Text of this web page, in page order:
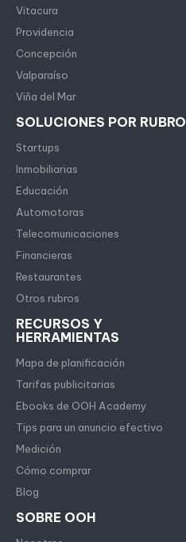
Vitacura
Providencia
Concepción
Valparaíso
Viña del Mar
SOLUCIONES POR RUBRO
Startups
Inmobiliarias
Educación
Automotoras
Telecomunicaciones
Financieras
Restaurantes
Otros rubros
RECURSOS Y
HERRAMIENTAS
Mapa de planificación
Tarifas publicitarias
Ebooks de OOH Academy
Tips para un anuncio efectivo
Medición
Cómo comprar
Blog
SOBRE OOH